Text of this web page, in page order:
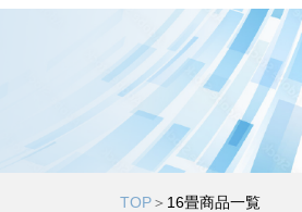
TOP＞ 16畳商品一覧